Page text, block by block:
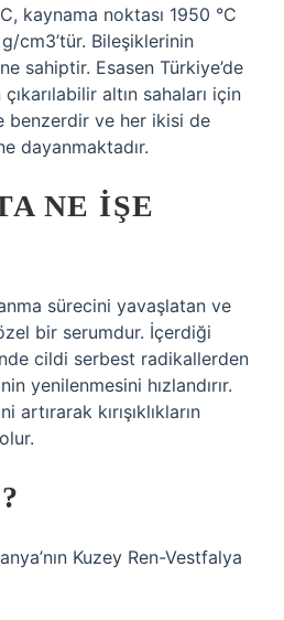
kaynama noktası 1950 °C
cm3’tür. Bileşiklerinin
sahiptir. Esasen Türkiye’de
altın sahaları için
benzerdir ve her ikisi de
dayanmaktadır.
NE IŞE
sürecini yavaşlatan ve
bir serumdur. İçerdiği
cildi serbest radikallerden
yenilenmesini hızlandırır.
kırışıklıkların
Kuzey Ren-Vestfalya